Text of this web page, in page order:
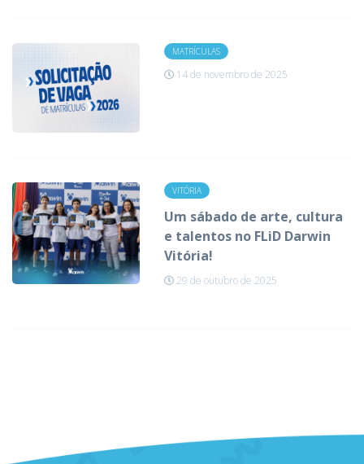
MATRÍCULAS
14 de novembro de 2025
VITÓRIA
Um sábado de arte, cultura
e talentos no FLiD Darwin
Vitória!
29 de outubro de 2025